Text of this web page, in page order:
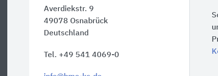
Averdiekstr. 9
49078 Osnabrück
Deutschland
Tel. +49 541 4069-0